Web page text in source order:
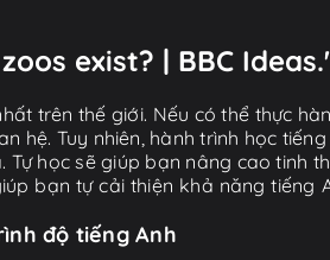
exist? | BBC
trên thế giới. Nếu có thể thực
hệ. Tuy nhiên, hành trình học
học sẽ giúp bạn nâng cao tinh
bạn tự cải thiện khả năng
độ tiếng Anh